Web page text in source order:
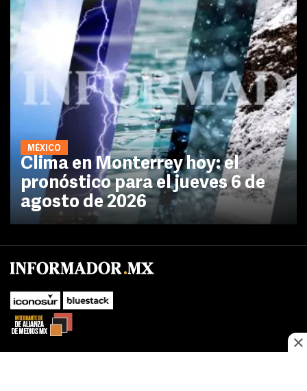
MÉXICO
Clima en Monterrey hoy: el
pronóstico para el jueves 6 de
agosto de 2026